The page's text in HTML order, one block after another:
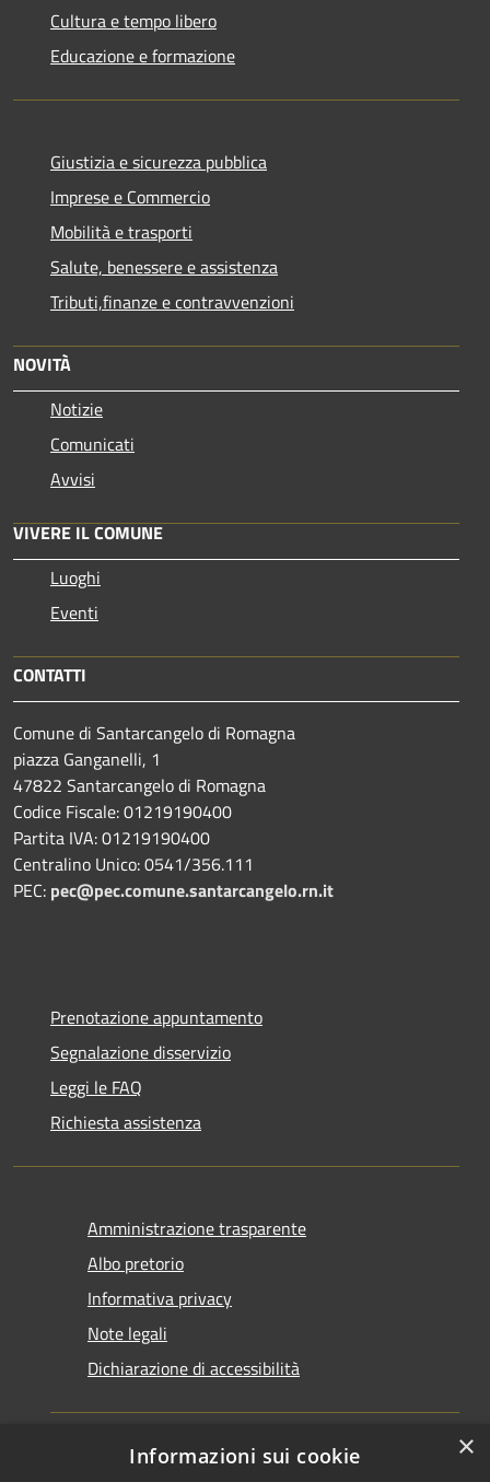
Cultura e tempo libero
Educazione e formazione
Giustizia e sicurezza pubblica
Imprese e Commercio
Mobilità e trasporti
Salute, benessere e assistenza
Tributi,finanze e contravvenzioni
NOVITÀ
Notizie
Comunicati
Avvisi
VIVERE IL COMUNE
Luoghi
Eventi
CONTATTI
Comune di Santarcangelo di Romagna
piazza Ganganelli, 1
47822 Santarcangelo di Romagna
Codice Fiscale: 01219190400
Partita IVA: 01219190400
Centralino Unico: 0541/356.111
PEC: pec@pec.comune.santarcangelo.rn.it
Prenotazione appuntamento
Segnalazione disservizio
Leggi le FAQ
Richiesta assistenza
Amministrazione trasparente
Albo pretorio
Informativa privacy
Note legali
Dichiarazione di accessibilità
×
Informazioni sui cookie